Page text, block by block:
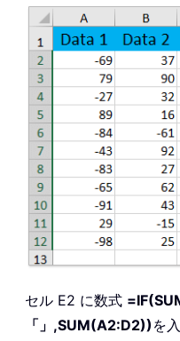
セル E2 に数式
「」,SUM(A2:D2)) を